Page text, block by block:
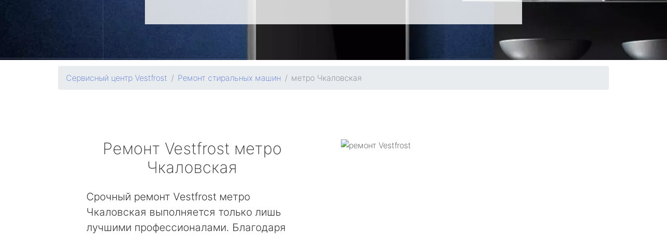
Сервисный центр Vestfrost Ремонт стиральных машин метро Чкаловская
Ремонт Vestfrost метро
Чкаловская
Срочный ремонт Vestfrost метро
Чкаловская выполняется только лишь
лучшими профессионалами. Благодаря